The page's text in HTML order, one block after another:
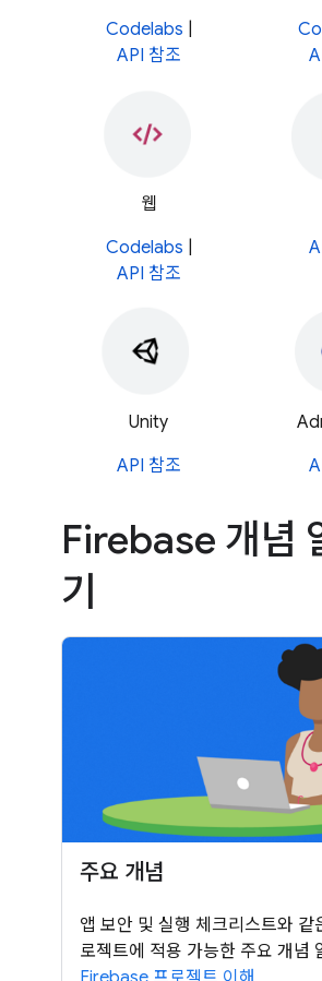
Codelabs
API 참조
웹
Codelabs
API 참조
Unity
API 참조
Firebase 개념
기
주요 개념
앱 보안 및 실행 체크리스트와 같
로젝트에 적용 가능한 주요 개념